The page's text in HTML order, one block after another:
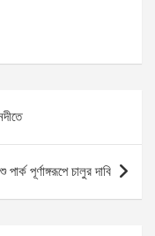
পূর্ণাঙ্গরূপে চালুর দাবি